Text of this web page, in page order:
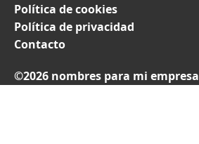
Política de cookies
Política de privacidad
Contacto
©2026 nombres para mi empresa